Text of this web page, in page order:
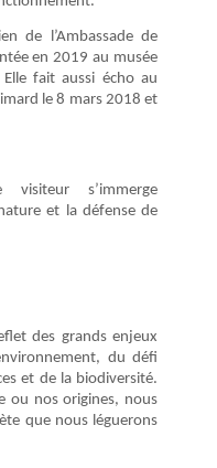
de l’Ambassade de
en 2019 au musée
Elle fait aussi écho au
le 8 mars 2018 et
s’immerge
et la défense de
des grands enjeux
du défi
et de la biodiversité.
ou nos origines, nous
que nous léguerons